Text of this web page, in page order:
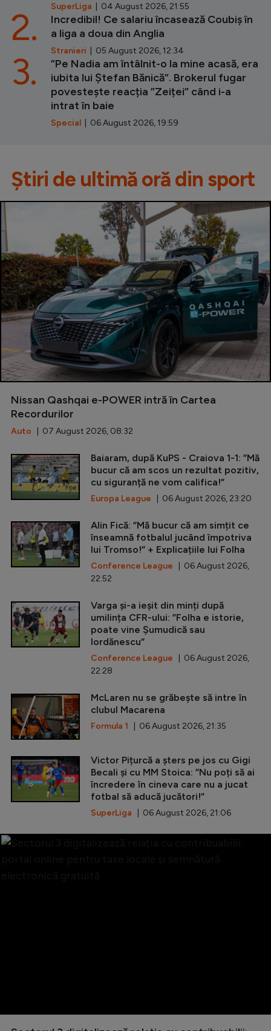
SuperLiga | 04 August 2026, 21:55
Incredibil! Ce salariu încasează Coubiș în
a liga a doua din Anglia
Stranieri | 05 August 2026, 12:34
2.
”Pe Nadia am întâlnit-o la mine acasă, era
iubita lui Ștefan Bănică”. Brokerul fugar
povestește reacția ”Zeiței” când i-a
intrat în baie
Special | 06 August 2026, 19:59
3.
Știri de ultimă oră din sport
Nissan Qashqai e-POWER intră în Cartea
Recordurilor
Auto | 07 August 2026, 08:32
Baiaram, după KuPS - Craiova 1-1: ”Mă
bucur că am scos un rezultat pozitiv,
cu siguranță ne vom califica!”
Europa League | 06 August 2026, 23:20
Alin Fică: ”Mă bucur că am simțit ce
înseamnă fotbalul jucând împotriva
lui Tromso!” + Explicațiile lui Folha
Conference League | 06 August 2026,
22:52
Varga și-a ieșit din minți după
umilința CFR-ului: ”Folha e istorie,
poate vine Șumudică sau
Iordănescu”
Conference League | 06 August 2026,
22:28
McLaren nu se grăbește să intre în
clubul Macarena
Formula 1 | 06 August 2026, 21:35
Victor Pițurcă a șters pe jos cu Gigi
Becali și cu MM Stoica: ”Nu poți să ai
încredere în cineva care nu a jucat
fotbal să aducă jucători!”
SuperLiga | 06 August 2026, 21:06